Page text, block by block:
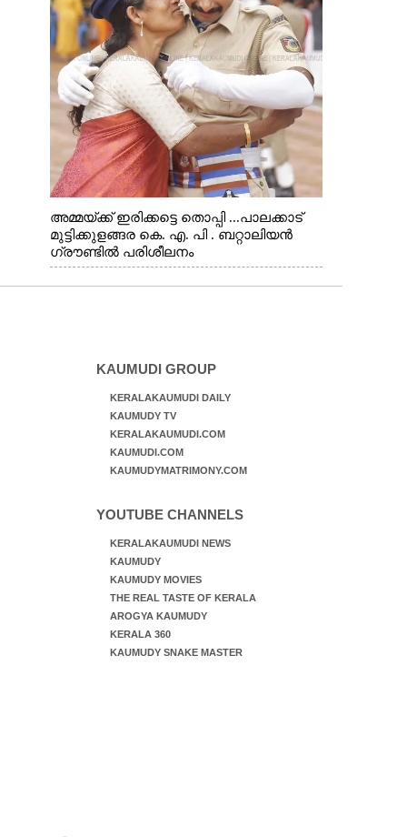
അമ്മയ്ക്ക് ഇരിക്കട്ടെ തൊപ്പി ...പാലക്കാട്
മുട്ടിക്കുളങ്ങര കെ. എ. പി . ബറ്റാലിയൻ
ഗ്രൗണ്ടിൽ പരിശീലനം
KAUMUDI GROUP
KERALAKAUMUDI DAILY
KAUMUDY TV
KERALAKAUMUDI.COM
KAUMUDI.COM
KAUMUDYMATRIMONY.COM
YOUTUBE CHANNELS
KERALAKAUMUDI NEWS
KAUMUDY
KAUMUDY MOVIES
THE REAL TASTE OF KERALA
AROGYA KAUMUDY
KERALA 360
KAUMUDY SNAKE MASTER